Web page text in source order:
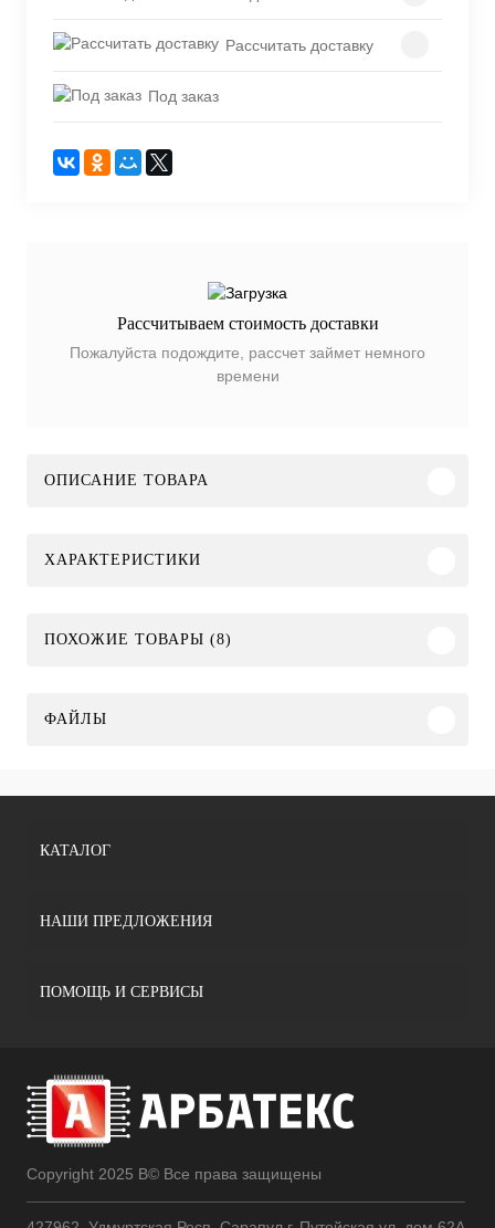
Рассчитать доставку
Под заказ
Рассчитываем стоимость доставки
Пожалуйста подождите, рассчет займет немного
времени
ОПИСАНИЕ ТОВАРА
ХАРАКТЕРИСТИКИ
ПОХОЖИЕ ТОВАРЫ (8)
ФАЙЛЫ
КАТАЛОГ
НАШИ ПРЕДЛОЖЕНИЯ
ПОМОЩЬ И СЕРВИСЫ
Copyright 2025 В© Все права защищены